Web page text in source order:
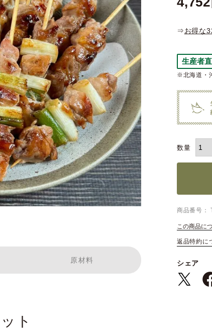
⇒お得な
生産者
※北海道・
商品番号
この商品に
返品特約に
シェア
原材料
ト